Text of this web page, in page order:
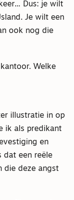
Dus: je wilt
Je wilt een
ook nog die
Welke
illustratie in op
ik als predikant
en
dat een reële
die deze angst